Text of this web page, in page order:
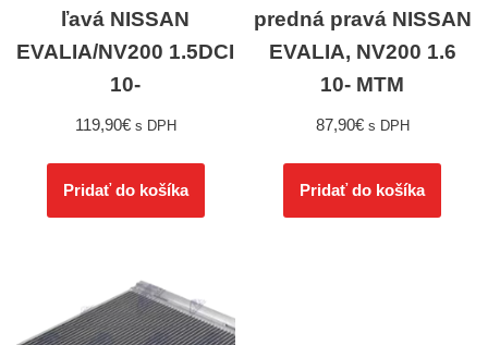
ľavá NISSAN
EVALIA/NV200 1.5DCI
10-
119,90€ s DPH
Pridať do košíka
predná pravá NISSAN
EVALIA, NV200 1.6
10- MTM
87,90€ s DPH
Pridať do košíka